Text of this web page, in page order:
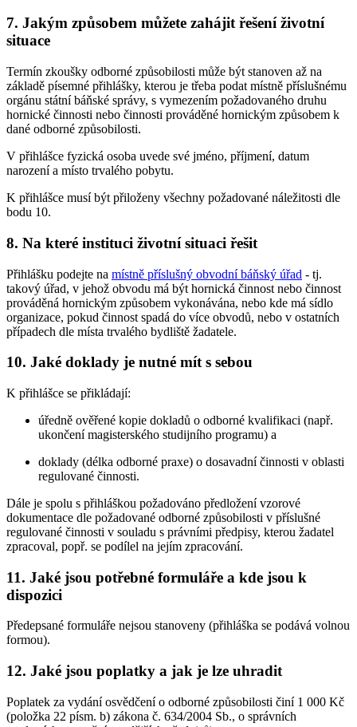
7. Jakým způsobem můžete zahájit řešení životní
situace
Termín zkoušky odborné způsobilosti může být stanoven až na
základě písemné přihlášky, kterou je třeba podat místně příslušnému
orgánu státní báňské správy, s vymezením požadovaného druhu
hornické činnosti nebo činnosti prováděné hornickým způsobem k
dané odborné způsobilosti.
V přihlášce fyzická osoba uvede své jméno, příjmení, datum
narození a místo trvalého pobytu.
K přihlášce musí být přiloženy všechny požadované náležitosti dle
bodu 10.
8. Na které instituci životní situaci řešit
Přihlášku podejte na místně příslušný obvodní báňský úřad - tj.
takový úřad, v jehož obvodu má být hornická činnost nebo činnost
prováděná hornickým způsobem vykonávána, nebo kde má sídlo
organizace, pokud činnost spadá do více obvodů, nebo v ostatních
případech dle místa trvalého bydliště žadatele.
10. Jaké doklady je nutné mít s sebou
K přihlášce se přikládají:
úředně ověřené kopie dokladů o odborné kvalifikaci (např.
ukončení magisterského studijního programu) a
doklady (délka odborné praxe) o dosavadní činnosti v oblasti
regulované činnosti.
Dále je spolu s přihláškou požadováno předložení vzorové
dokumentace dle požadované odborné způsobilosti v příslušné
regulované činnosti v souladu s právními předpisy, kterou žadatel
zpracoval, popř. se podílel na jejím zpracování.
11. Jaké jsou potřebné formuláře a kde jsou k
dispozici
Předepsané formuláře nejsou stanoveny (přihláška se podává volnou
formou).
12. Jaké jsou poplatky a jak je lze uhradit
Poplatek za vydání osvědčení o odborné způsobilosti činí 1 000 Kč
(položka 22 písm. b) zákona č. 634/2004 Sb., o správních